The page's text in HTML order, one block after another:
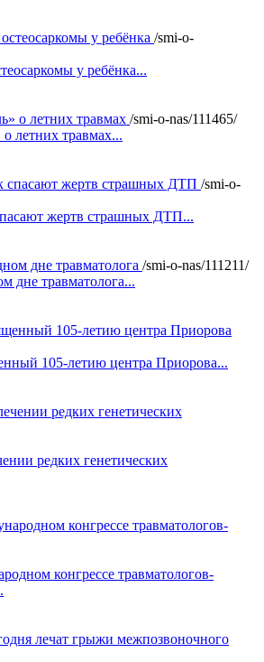
/smi-o-
у ребёнка...
/smi-o-nas/111465/
летних травмах...
/smi-o-
жертв страшных ДТП...
/smi-o-nas/111211/
дне травматолога...
105-летию центра Приорова...
редких генетических
конгрессе травматологов-